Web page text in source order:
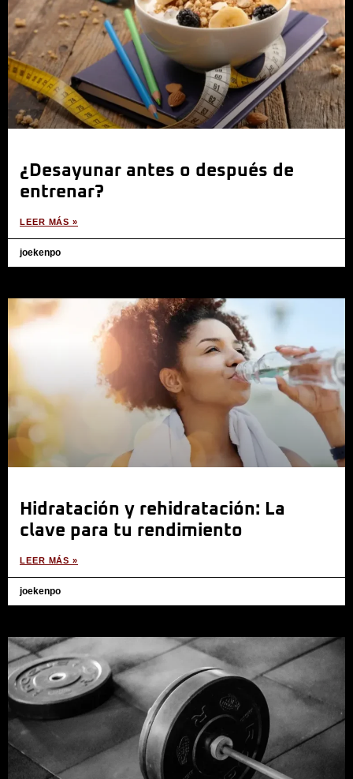
¿Desayunar antes o después de
entrenar?
LEER MÁS »
joekenpo
Hidratación y rehidratación: La
clave para tu rendimiento
LEER MÁS »
joekenpo